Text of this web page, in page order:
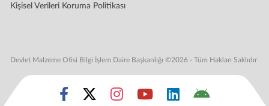
Kişisel Verileri Koruma Politikası
Devlet Malzeme Ofisi Bilgi İşlem Daire Başkanlığı ©2026 - Tüm Hakları Saklıdır